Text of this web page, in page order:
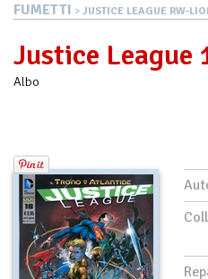
FUMETTI > JUSTICE LEAGUE RW-
Justice League
Albo